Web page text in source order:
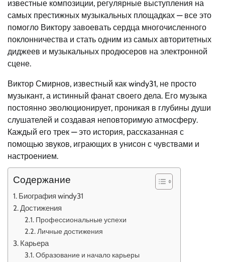
известные композиции, регулярные выступления на
самых престижных музыкальных площадках — все это
помогло Виктору завоевать сердца многочисленного
поклонничества и стать одним из самых авторитетных
диджеев и музыкальных продюсеров на электронной
сцене.
Виктор Смирнов, известный как windy31, не просто
музыкант, а истинный фанат своего дела. Его музыка
постоянно эволюционирует, проникая в глубины души
слушателей и создавая неповторимую атмосферу.
Каждый его трек — это история, рассказанная с
помощью звуков, играющих в унисон с чувствами и
настроением.
Содержание
Биография windy31
Достижения
Профессиональные успехи
Личные достижения
Карьера
Образование и начало карьеры